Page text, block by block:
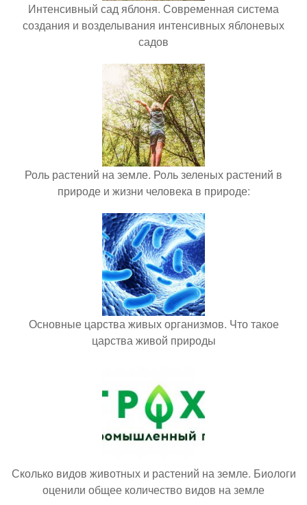
Интенсивный сад яблоня. Современная система
создания и возделывания интенсивных яблоневых
садов
Роль растений на земле. Роль зеленых растений в
природе и жизни человека в природе:
Основные царства живых организмов. Что такое
царства живой природы
Сколько видов животных и растений на земле. Биологи
оценили общее количество видов на земле